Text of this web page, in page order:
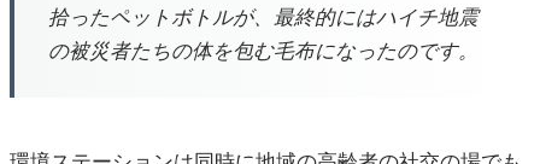
拾ったペットボトルが、最終的にはハイチ地震
の被災者たちの体を包む毛布になったのです。